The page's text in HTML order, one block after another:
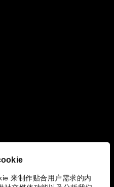
来制作贴合用户需求的内